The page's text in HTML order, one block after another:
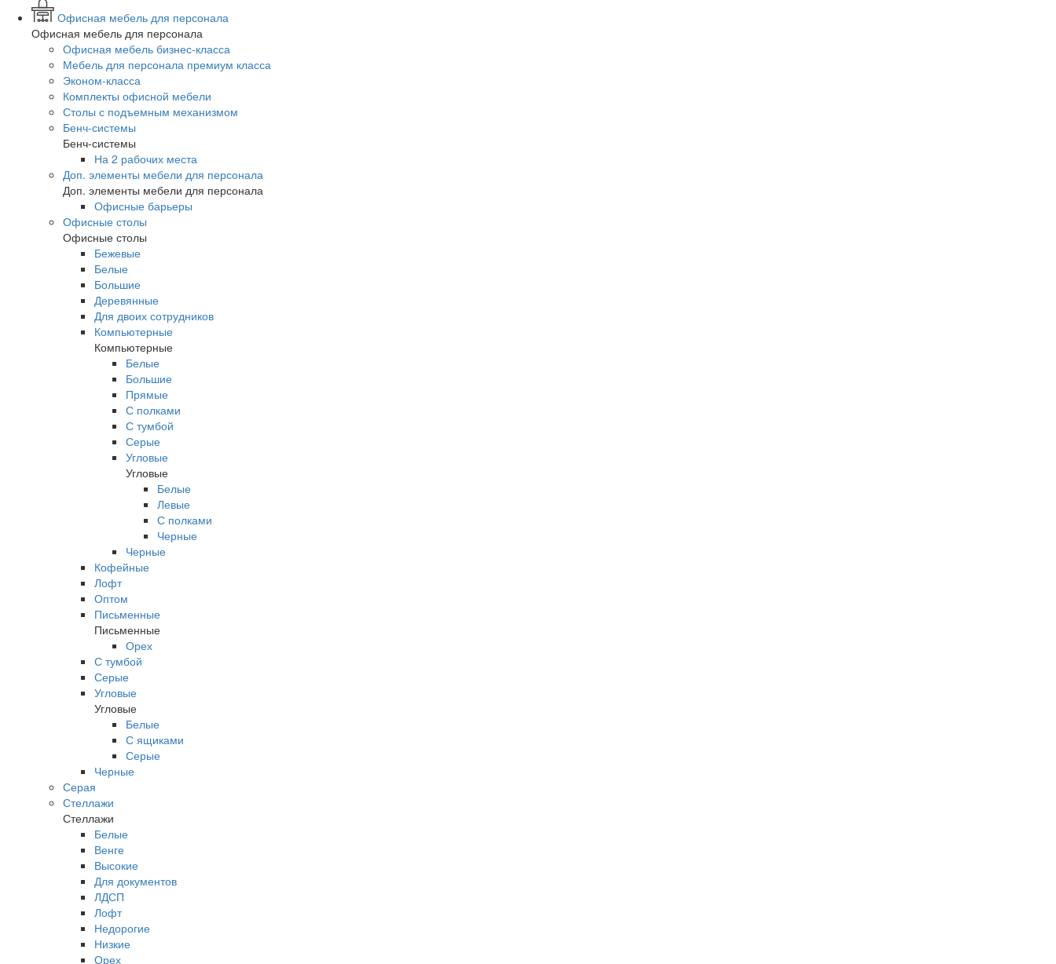
Офисная мебель для персонала
Офисная мебель для персонала
Офисная мебель бизнес-класса
Мебель для персонала премиум класса
Эконом-класса
Комплекты офисной мебели
Столы с подъемным механизмом
Бенч-системы
Бенч-системы
На 2 рабочих места
Доп. элементы мебели для персонала
Доп. элементы мебели для персонала
Офисные барьеры
Офисные столы
Офисные столы
Бежевые
Белые
Большие
Деревянные
Для двоих сотрудников
Компьютерные
Компьютерные
Белые
Большие
Прямые
С полками
С тумбой
Серые
Угловые
Угловые
Белые
Левые
С полками
Черные
Черные
Кофейные
Лофт
Оптом
Письменные
Письменные
Орех
С тумбой
Серые
Угловые
Угловые
Белые
С ящиками
Серые
Черные
Серая
Стеллажи
Стеллажи
Белые
Венге
Высокие
Для документов
ЛДСП
Лофт
Недорогие
Низкие
Орех